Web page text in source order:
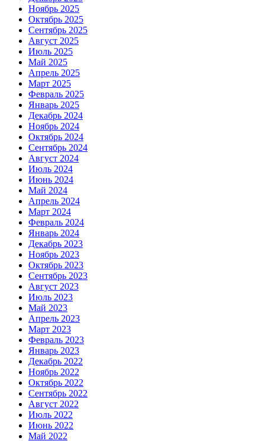
Ноябрь 2025
Октябрь 2025
Сентябрь 2025
Август 2025
Июль 2025
Май 2025
Апрель 2025
Март 2025
Февраль 2025
Январь 2025
Декабрь 2024
Ноябрь 2024
Октябрь 2024
Сентябрь 2024
Август 2024
Июль 2024
Июнь 2024
Май 2024
Апрель 2024
Март 2024
Февраль 2024
Январь 2024
Декабрь 2023
Ноябрь 2023
Октябрь 2023
Сентябрь 2023
Август 2023
Июль 2023
Май 2023
Апрель 2023
Март 2023
Февраль 2023
Январь 2023
Декабрь 2022
Ноябрь 2022
Октябрь 2022
Сентябрь 2022
Август 2022
Июль 2022
Июнь 2022
Май 2022